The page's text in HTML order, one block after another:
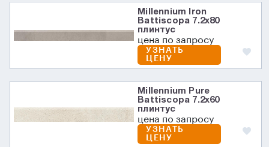
Millennium Iron
Battiscopa 7.2х80
плинтус
цена по запросу
УЗНАТЬ
ЦЕНУ
Millennium Pure
Battiscopa 7.2х60
плинтус
цена по запросу
УЗНАТЬ
ЦЕНУ